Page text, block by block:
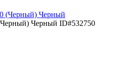
Черный ID#532750